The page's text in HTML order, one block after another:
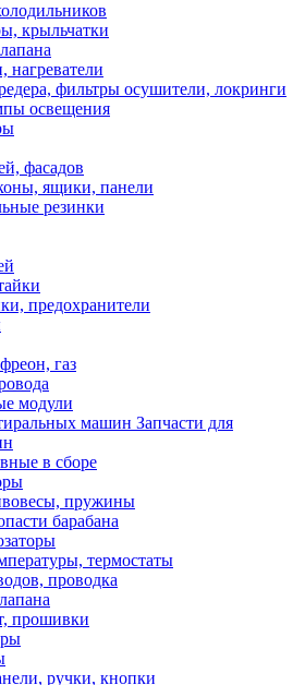
крыльчатки
нагреватели
фильтры осушители, локринги
освещения
фасадов
ящики, панели
резинки
предохранители
газ
модули
Запчасти для
в сборе
пружины
барабана
термостаты
проводка
прошивки
ручки, кнопки